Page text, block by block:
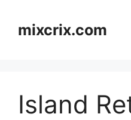
contentmixcrix.com
Island